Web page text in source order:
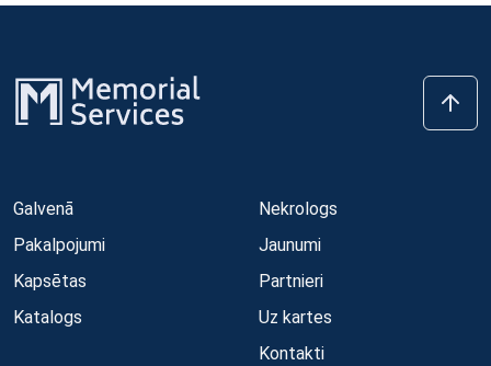
Galvenā
Pakalpojumi
Kapsētas
Katalogs
Nekrologs
Jaunumi
Partnieri
Uz kartes
Kontakti